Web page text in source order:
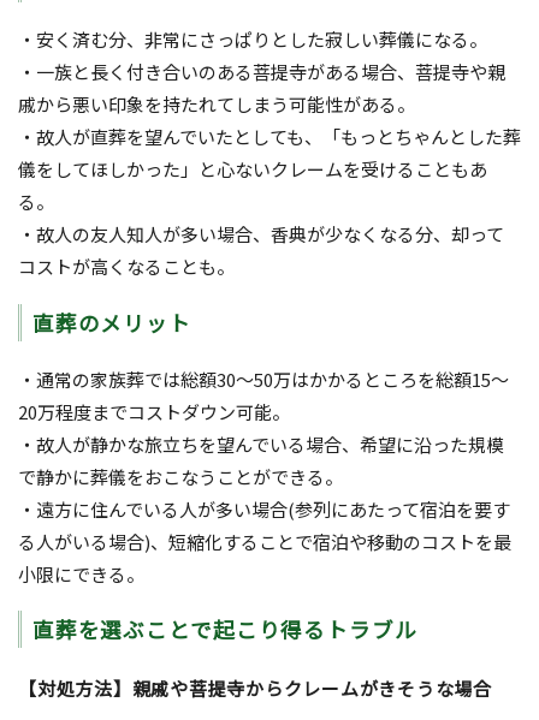
・安く済む分、非常にさっぱりとした寂しい葬儀になる。
・一族と長く付き合いのある菩提寺がある場合、菩提寺や親
戚から悪い印象を持たれてしまう可能性がある。
・故人が直葬を望んでいたとしても、「もっとちゃんとした葬
儀をしてほしかった」と心ないクレームを受けることもあ
る。
・故人の友人知人が多い場合、香典が少なくなる分、却って
コストが高くなることも。
直葬のメリット
・通常の家族葬では総額30～50万はかかるところを総額15～
20万程度までコストダウン可能。
・故人が静かな旅立ちを望んでいる場合、希望に沿った規模
で静かに葬儀をおこなうことができる。
・遠方に住んでいる人が多い場合(参列にあたって宿泊を要す
る人がいる場合)、短縮化することで宿泊や移動のコストを最
小限にできる。
直葬を選ぶことで起こり得るトラブル
【対処方法】親戚や菩提寺からクレームがきそうな場合